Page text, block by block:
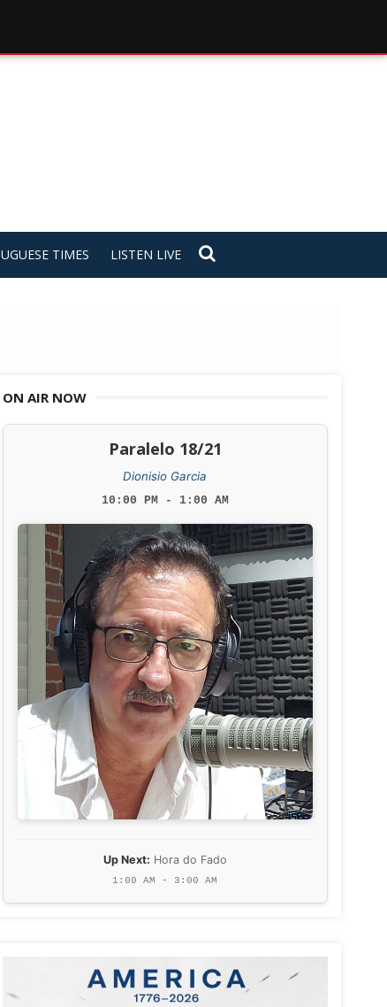
TIMES LISTEN LIVE
ON AIR NOW
Paralelo 18/21
Dionisio Garcia
10:00 PM - 1:00 AM
Up Next: Hora do Fado
1:00 AM - 3:00 AM